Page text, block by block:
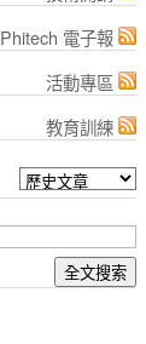
Phitech 電子報
活動專區
教育訓練